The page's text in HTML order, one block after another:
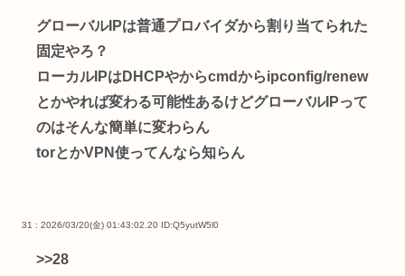
グローバルIPは普通プロバイダから割り当てられた
固定やろ？
ローカルIPはDHCPやからcmdからipconfig/renew
とかやれば変わる可能性あるけどグローバルIPって
のはそんな簡単に変わらん
torとかVPN使ってんなら知らん
31 : 2026/03/20(金) 01:43:02.20 ID:Q5yutW5l0
>>28